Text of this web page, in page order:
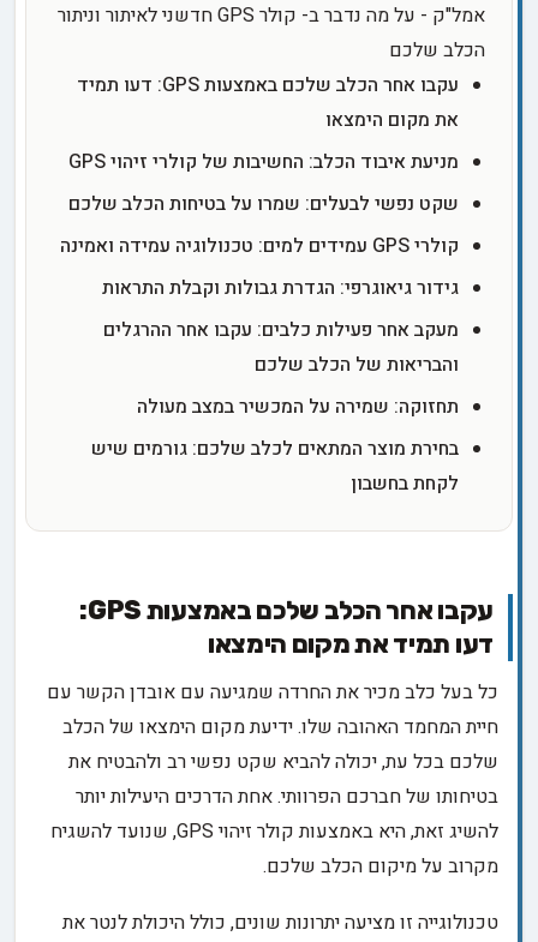
אמל"ק - על מה נדבר ב- קולר GPS חדשני לאיתור וניתור
הכלב שלכם
עקבו אחר הכלב שלכם באמצעות GPS: דעו תמיד
את מקום הימצאו
מניעת איבוד הכלב: החשיבות של קולרי זיהוי GPS
שקט נפשי לבעלים: שמרו על בטיחות הכלב שלכם
קולרי GPS עמידים למים: טכנולוגיה עמידה ואמינה
גידור גיאוגרפי: הגדרת גבולות וקבלת התראות
מעקב אחר פעילות כלבים: עקבו אחר ההרגלים
והבריאות של הכלב שלכם
תחזוקה: שמירה על המכשיר במצב מעולה
בחירת מוצר המתאים לכלב שלכם: גורמים שיש
לקחת בחשבון
עקבו אחר הכלב שלכם באמצעות GPS:
דעו תמיד את מקום הימצאו
כל בעל כלב מכיר את החרדה שמגיעה עם אובדן הקשר עם
חיית המחמד האהובה שלו. ידיעת מקום הימצאו של הכלב
שלכם בכל עת, יכולה להביא שקט נפשי רב ולהבטיח את
בטיחותו של חברכם הפרוותי. אחת הדרכים היעילות יותר
להשיג זאת, היא באמצעות קולר זיהוי GPS, שנועד להשגיח
מקרוב על מיקום הכלב שלכם.
טכנולוגייה זו מציעה יתרונות שונים, כולל היכולת לנטר את